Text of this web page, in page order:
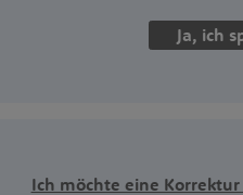
Ja, ich
Ich möchte eine